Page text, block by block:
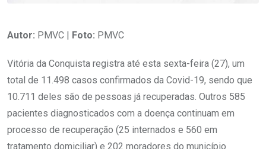
Autor: PMVC | Foto: PMVC
Vitória da Conquista registra até esta sexta-feira (27), um
total de 11.498 casos confirmados da Covid-19, sendo que
10.711 deles são de pessoas já recuperadas. Outros 585
pacientes diagnosticados com a doença continuam em
processo de recuperação (25 internados e 560 em
tratamento domiciliar) e 202 moradores do município